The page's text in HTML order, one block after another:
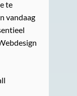
te
vandaag